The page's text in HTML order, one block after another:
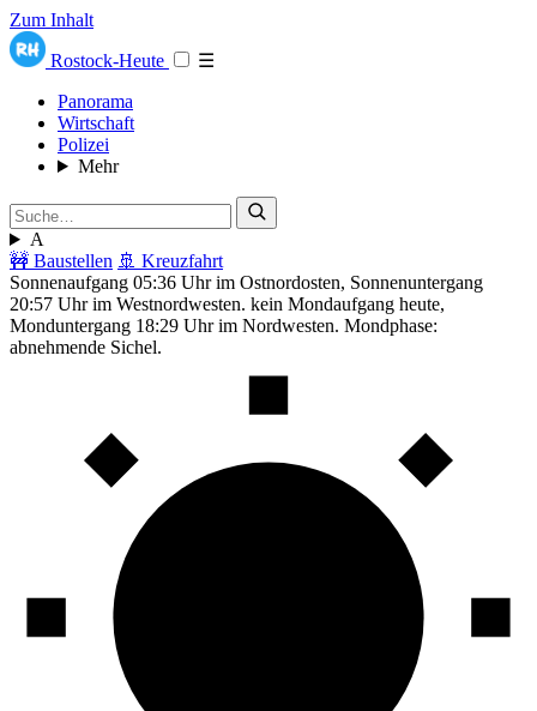
Zum Inhalt
Rostock-Heute
☰
Panorama
Wirtschaft
Polizei
Mehr
A
🚧 Baustellen 🚢 Kreuzfahrt
Sonnenaufgang 05:36 Uhr im Ostnordosten, Sonnenuntergang
20:57 Uhr im Westnordwesten. kein Mondaufgang heute,
Monduntergang 18:29 Uhr im Nordwesten. Mondphase:
abnehmende Sichel.